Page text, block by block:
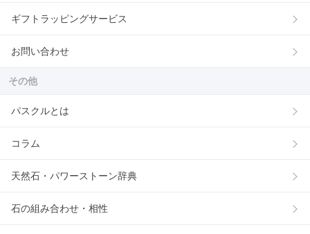
ギフトラッピングサービス
お問い合わせ
その他
パスクルとは
コラム
天然石・パワーストーン辞典
石の組み合わせ・相性